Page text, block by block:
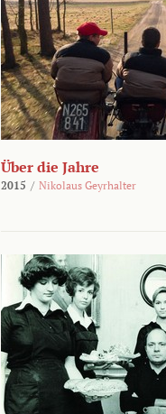
Über die Jahre
2015 / Nikolaus Geyrhalter